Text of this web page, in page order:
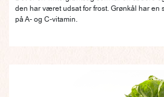
den har været udsat for frost. Grønkål har
på A- og C-vitamin.